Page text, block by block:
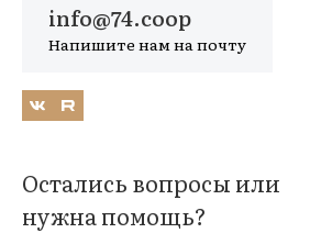
info@74.coop
Напишите нам на почту
Остались вопросы или
нужна помощь?